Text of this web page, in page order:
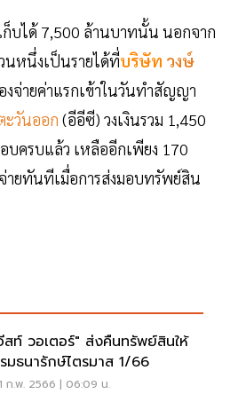
ก็บได้ 7,500 ล้านบาทนั้น นอกจาก
นหนึ่งเป็นรายได้ที่บริษัท วงษ์
งจ่ายค่าแรกเข้าในวันทำสัญญา
ะวันออก (อีอีซี) วงเงินรวม 1,450
ครบแล้ว เหลืออีกเพียง 170
ายทันทีเมื่อการส่งมอบทรัพย์สิน
สท์ วอเตอร์" ส่งคืนทรัพย์สินให้
มธนารักษ์ไตรมาส 1/66
ก.พ. 2566 | 06:09 น.